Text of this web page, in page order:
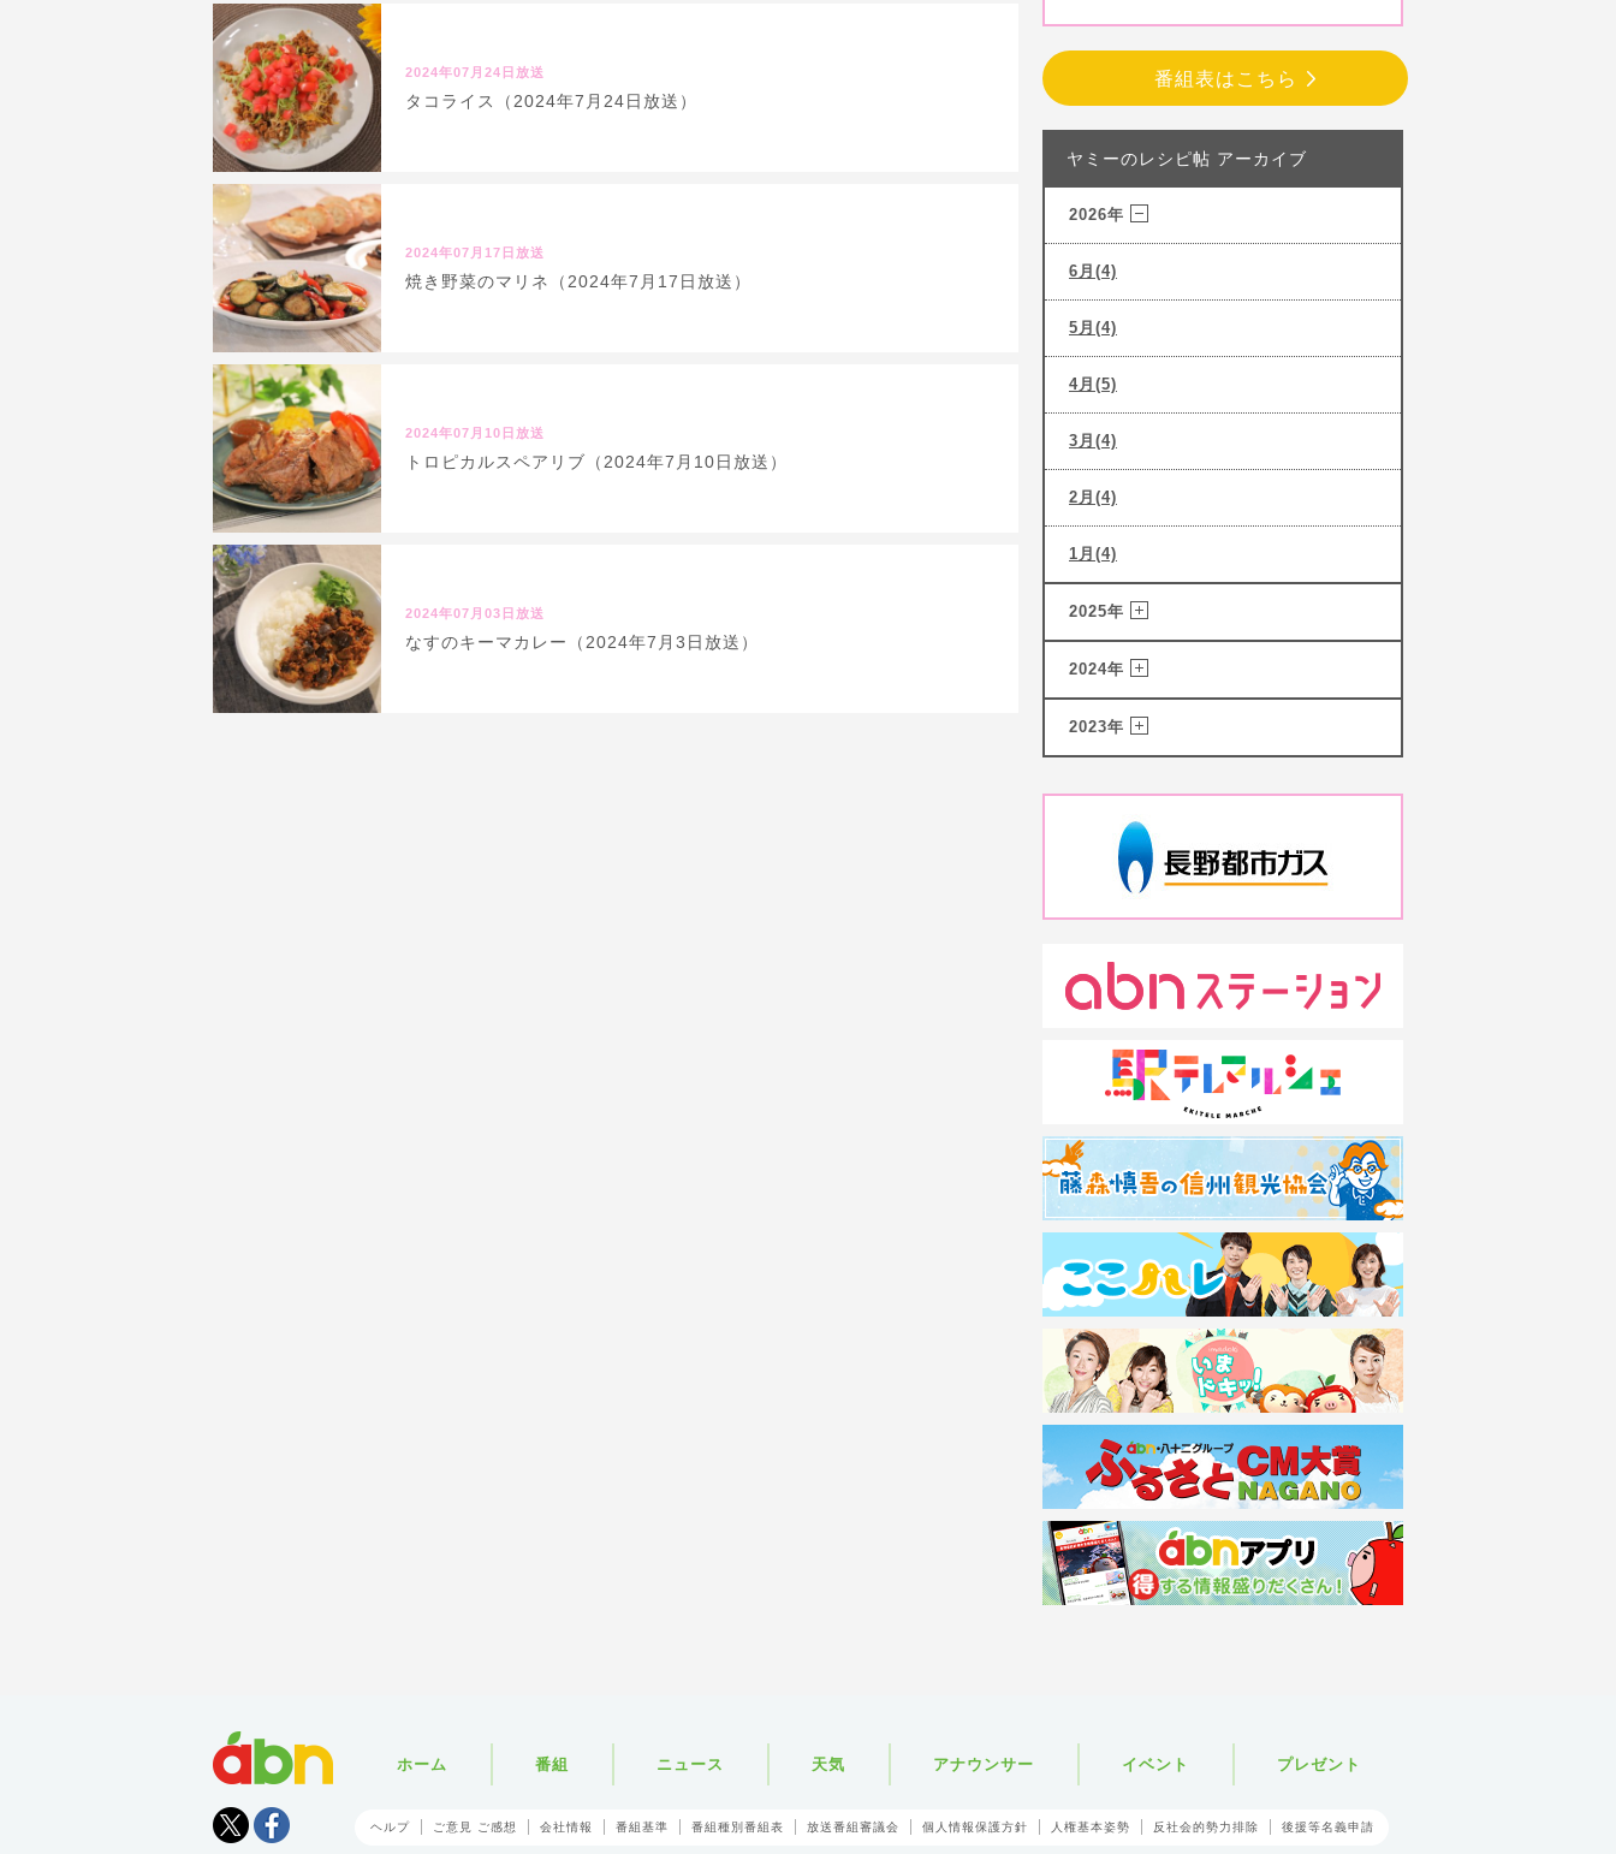
2024年07月24日放送
タコライス（2024年7月24日放送）
2024年07月17日放送
焼き野菜のマリネ（2024年7月17日放送）
2024年07月10日放送
トロピカルスペアリブ（2024年7月10日放送）
2024年07月03日放送
なすのキーマカレー（2024年7月3日放送）
番組表はこちら
ヤミーのレシピ帖 アーカイブ
2026年
6月(4)
5月(4)
4月(5)
3月(4)
2月(4)
1月(4)
2025年
2024年
2023年
Tweet
ホーム 番組 ニュース 天気 アナウンサー イベント プレゼント
ヘルプ ご意見 ご感想 会社情報 番組基準 番組種別番組表 放送番組審議会 個人情報保護方針 人権基本姿勢 反社会的勢力排除 後援等名義申請